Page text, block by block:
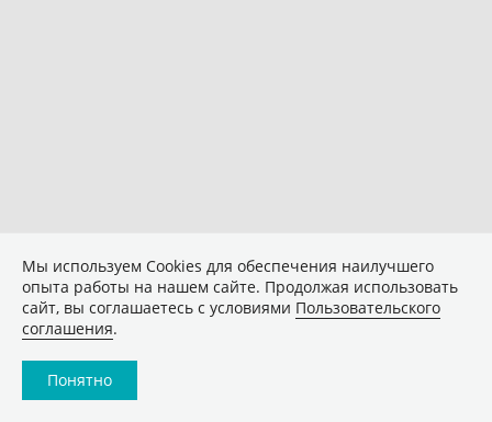
Мы используем Сookies для обеспечения наилучшего
опыта работы на нашем сайте. Продолжая использовать
сайт, вы соглашаетесь с условиями Пользовательского
соглашения.
Понятно